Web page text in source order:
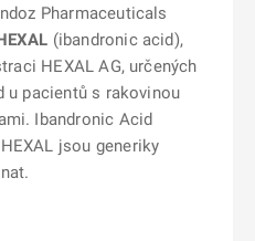
Pharmaceuticals
(ibandronic acid),
HEXAL AG, určených
u pacientů s rakovinou
Ibandronic Acid
jsou generiky